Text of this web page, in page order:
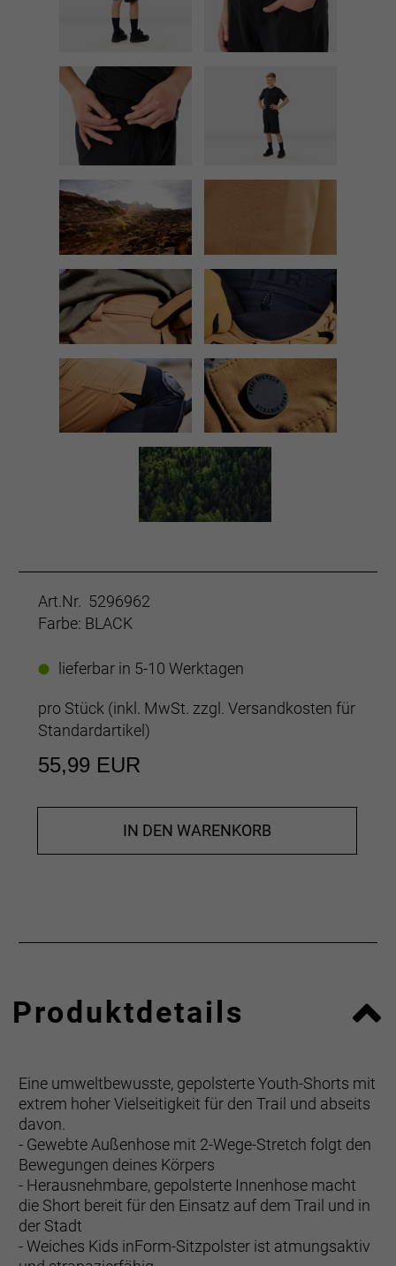
Art.Nr. 5296962
Farbe: BLACK
lieferbar in 5-10 Werktagen
pro Stück (inkl. MwSt. zzgl. Versandkosten für
Standardartikel)
55,99 EUR
IN DEN WARENKORB
Produktdetails
Eine umweltbewusste, gepolsterte Youth-Shorts mit
extrem hoher Vielseitigkeit für den Trail und abseits
davon.
- Gewebte Außenhose mit 2-Wege-Stretch folgt den
Bewegungen deines Körpers
- Herausnehmbare, gepolsterte Innenhose macht
die Short bereit für den Einsatz auf dem Trail und in
der Stadt
- Weiches Kids inForm-Sitzpolster ist atmungsaktiv